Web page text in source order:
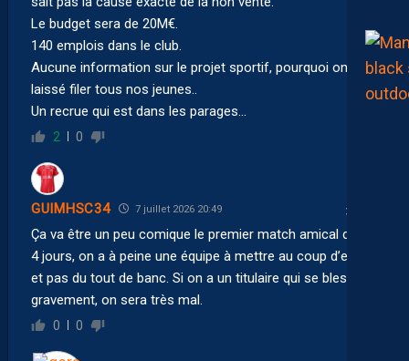
Le budget sera de 20M€.
140 emplois dans le club.
Aucune information sur le projet sportif, pourquoi on a
laissé filer tous nos jeunes..
Un recrue qui est dans les parages…
2 0
GUIMHSC34 7 juillet 2026 20:49
Ça va être un peu comique le premier match amical dans
4 jours, on a à peine une équipe à mettre au coup d’envoi
et pas du tout de banc. Si on a un titulaire qui se blesse
gravement, on sera très mal.
0 0